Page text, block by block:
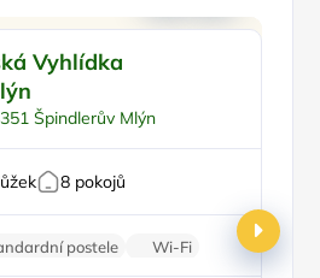
Vyhlídka
Špindlerův Mlýn
8 pokojů
postele
Wi-Fi
Parkování zdarma